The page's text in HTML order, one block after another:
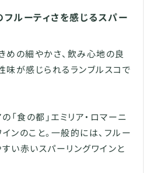
ルーティさを感じるスパー
めの細やかさ、飲み心地の良
味が感じられるランブルスコで
「食の都」エミリア・ロマーニ
ンのこと。一般的には、フルー
い赤いスパーリングワインと